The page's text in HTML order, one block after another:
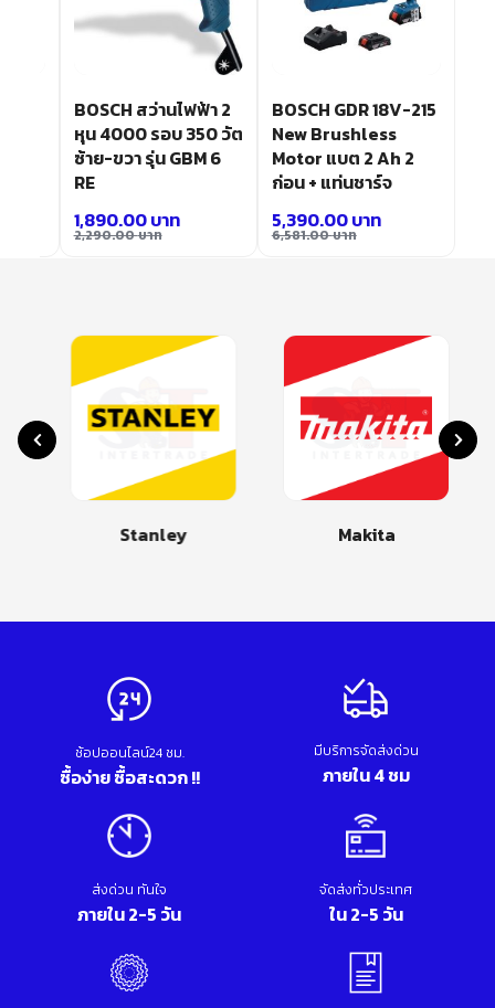
BOSCH สว่านไฟฟ้า 2
หุน 4000 รอบ 350 วัต
ซ้าย-ขวา รุ่น GBM 6
RE
2,290.00บาท
1,890.00บาท
BOSCH GDR 18V-215
New Brushless
Motor แบต 2 Ah 2
ก่อน + แท่นชาร์จ
6,581.00บาท
5,390.00บาท
Stanley Makita
ช้อปออนไลน์24 ชม.
ซื้อง่าย ซื้อสะดวก !!
มีบริการจัดส่งด่วน
ภายใน 4 ชม
ส่งด่วน ทันใจ
ภายใน 2-5 วัน
จัดส่งทั่วประเทศ
ใน 2-5 วัน